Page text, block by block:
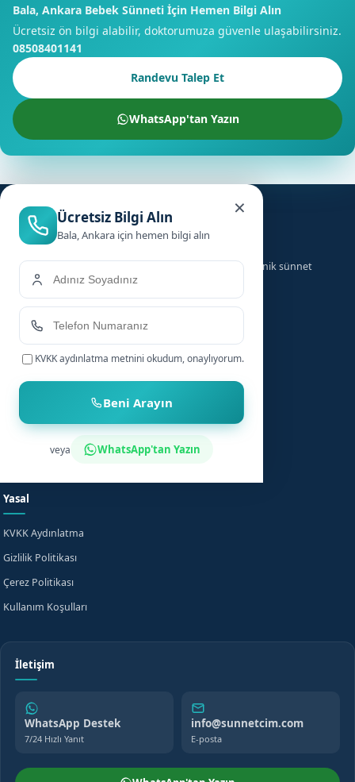
Bala, Ankara Bebek Sünneti İçin Hemen Bilgi Alın
Ücretsiz ön bilgi alabilir, doktorumuza güvenle ulaşabilirsiniz.
08508401141
Randevu Talep Et
WhatsApp'tan Yazın
×
Ücretsiz Bilgi Alın
Bala, Ankara için hemen bilgi alın
KVKK aydınlatma metnini okudum, onaylıyorum.
Beni Arayın
veya WhatsApp'tan Yazın
Türkiye genelinde ailelere güvenilir, hızlı ve hijyenik sünnet
hizmeti sunuyoruz.
Hizmetler
Bebek Sünneti
Çocuk Sünneti
Sünnet Sonrası Bakım
Fiyat Bilgisi
Evde Sünnet
Anasayfa
Şehirler
Bilgi Merkezi
Yasal
KVKK Aydınlatma
Gizlilik Politikası
Çerez Politikası
Kullanım Koşulları
İletişim
WhatsApp Destek
7/24 Hızlı Yanıt
info@sunnetcim.com
E-posta